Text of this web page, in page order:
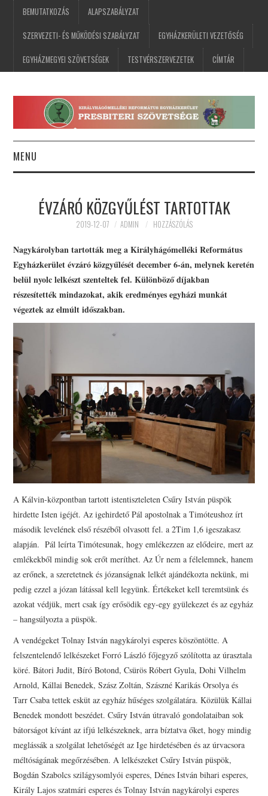
BEMUTATKOZÁS ALAPSZABÁLYZAT
SZERVEZETI- ÉS MŰKÖDÉSI SZABÁLYZAT EGYHÁZKERÜLETI VEZETŐSÉG
EGYHÁZMEGYEI SZÖVETSÉGEK TESTVÉRSZERVEZETEK CÍMTÁR
MENU
HÍREK
ESEMÉNYNAPTÁR
PRESBITERKÉPZÉS
ŐRÁLLÓK
ÉVZÁRÓ KÖZGYŰLÉST TARTOTTAK
2019-12-07 ADMIN HOZZÁSZÓLÁS
Nagykárolyban tartották meg a Királyhágómelléki Református
Egyházkerület évzáró közgyűlését december 6-án, melynek keretén
belül nyolc lelkészt szenteltek fel. Különböző díjakban
részesítették mindazokat, akik eredményes egyházi munkát
végeztek az elmúlt időszakban.
A Kálvin-központban tartott istentiszteleten Csűry István püspök
hirdette Isten igéjét. Az igehirdető Pál apostolnak a Timóteushoz írt
második levelének első részéből olvasott fel. a 2Tim 1,6 igeszakasz
alapján. Pál leírta Timótesunak, hogy emlékezzen az elődeire, mert az
emlékekből mindig sok erőt meríthet. Az Úr nem a félelemnek, hanem
az erőnek, a szeretetnek és józanságnak lelkét ajándékozta nekünk, mi
pedig ezzel a józan látással kell legyünk. Értékeket kell teremtsünk és
azokat védjük, mert csak így erősödik egy-egy gyülekezet és az egyház
– hangsúlyozta a püspök.
A vendégeket Tolnay István nagykárolyi esperes köszöntötte. A
felszentelendő lelkészeket Forró László főjegyző szólította az úrasztala
köré. Bátori Judit, Bíró Botond, Csürös Róbert Gyula, Dohi Vilhelm
Arnold, Kállai Benedek, Szász Zoltán, Szászné Karikás Orsolya és
Tarr Csaba tettek esküt az egyház hűséges szolgálatára. Közülük Kállai
Benedek mondott beszédet. Csűry István útravaló gondolataiban sok
bátorságot kívánt az ifjú lelkészeknek, arra bíztatva őket, hogy mindig
meglássák a szolgálat lehetőségét az Ige hirdetésében és az úrvacsora
méltóságának megőrzésében. A lelkészeket Csűry István püspök,
Bogdán Szabolcs szilágysomlyói esperes, Dénes István bihari esperes,
Király Lajos szatmári esperes és Tolnay István nagykárolyi esperes